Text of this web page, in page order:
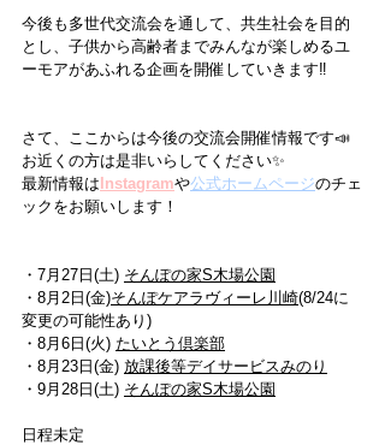
今後も多世代交流会を通して、共生社会を目的
とし、子供から高齢者までみんなが楽しめるユ
ーモアがあふれる企画を開催していきます‼
さて、ここからは今後の交流会開催情報です📣
お近くの方は是非いらしてください✨
最新情報は Instagramや公式ホームページのチェ
ックをお願いします！
・7月27日(土) そんぽの家S木場公園
・8月2日(金)そんぽケアラヴィーレ川崎(8/24に
変更の可能性あり)
・8月6日(火) たいとう倶楽部
・8月23日(金) 放課後等デイサービスみのり
・9月28日(土) そんぽの家S木場公園
日程未定